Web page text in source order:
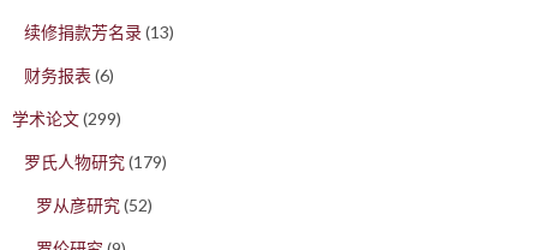
续修捐款芳名录(13)
财务报表 (6)
学术论文(299)
罗氏人物研究(179)
罗从彦研究(52)